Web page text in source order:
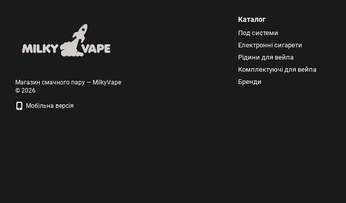
Магазин смачного пару — MilkyVape
© 2026
Мобільна версія
Каталог
Под системи
Електронні сигарети
Рідини для вейпа
Комплектуючі для вейпа
Бренди